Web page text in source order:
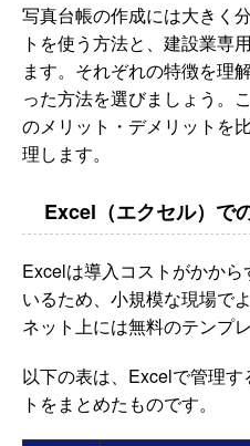
写真台帳の作成には大きく
トを使う方法と、建設業専
ます。それぞれの特徴を理
った方法を選びましょう。
のメリット・デメリットを
理します。
Excel（エクセル）で
Excelは導入コストがかか
いるため、小規模な現場で
ネット上には無料のテンプ
以下の表は、Excelで管理
トをまとめたものです。